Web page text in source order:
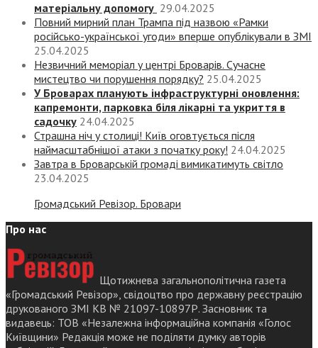
матеріальну допомогу 29.04.2025
Повний мирний план Трампа під назвою «‎Рамки
російсько-української угоди» вперше опублікували в ЗМІ
25.04.2025
Незвичний меморіал у центрі Броварів. Сучасне
мистецтво чи порушення порядку? 25.04.2025
У Броварах планують інфраструктурні оновлення:
капремонти, парковка біля лікарні та укриття в
садочку 24.04.2025
Страшна ніч у столиці! Київ оговтується після
наймасштабнішої атаки з початку року! 24.04.2025
Завтра в Броварській громаді вимикатимуть світло
23.04.2025
Громадський Ревізор. Бровари
Про нас
Щотижнева загальнополітична газета
«Громадський Ревізор», свідоцтво про державну реєстрацію
друкованого ЗМІ КВ № 21097-10897Р. Засновник та
видавець: ТОВ «Незалежна інформаційна компанія «Голос
Київщини» Редакція може не поділяти думку авторів